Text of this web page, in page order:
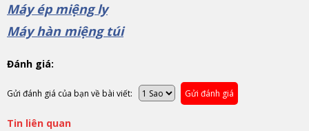
Máy ép miệng ly
Máy hàn miệng túi
Đánh giá:
Gửi đánh giá của bạn về bài viết: Gửi đánh giá
Tin liên quan